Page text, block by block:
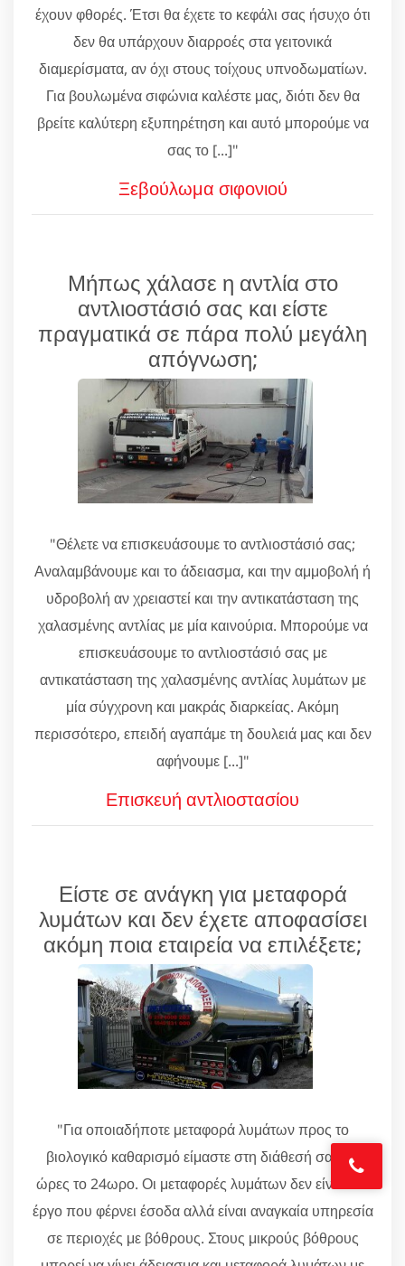
έχουν φθορές. Έτσι θα έχετε το κεφάλι σας ήσυχο ότι
δεν θα υπάρχουν διαρροές στα γειτονικά
διαμερίσματα, αν όχι στους τοίχους υπνοδωματίων.
Για βουλωμένα σιφώνια καλέστε μας, διότι δεν θα
βρείτε καλύτερη εξυπηρέτηση και αυτό μπορούμε να
σας το [...]"
Ξεβούλωμα σιφονιού
Μήπως χάλασε η αντλία στο
αντλιοστάσιό σας και είστε
πραγματικά σε πάρα πολύ μεγάλη
απόγνωση;
"Θέλετε να επισκευάσουμε το αντλιοστάσιό σας;
Αναλαμβάνουμε και το άδειασμα, και την αμμοβολή ή
υδροβολή αν χρειαστεί και την αντικατάσταση της
χαλασμένης αντλίας με μία καινούρια. Μπορούμε να
επισκευάσουμε το αντλιοστάσιό σας με
αντικατάσταση της χαλασμένης αντλίας λυμάτων με
μία σύγχρονη και μακράς διαρκείας. Ακόμη
περισσότερο, επειδή αγαπάμε τη δουλειά μας και δεν
αφήνουμε [...]"
Επισκευή αντλιοστασίου
Είστε σε ανάγκη για μεταφορά
λυμάτων και δεν έχετε αποφασίσει
ακόμη ποια εταιρεία να επιλέξετε;
"Για οποιαδήποτε μεταφορά λυμάτων προς το
βιολογικό καθαρισμό είμαστε στη διάθεσή σας 24
ώρες το 24ωρο. Οι μεταφορές λυμάτων δεν είναι ένα
έργο που φέρνει έσοδα αλλά είναι αναγκαία υπηρεσία
σε περιοχές με βόθρους. Στους μικρούς βόθρους